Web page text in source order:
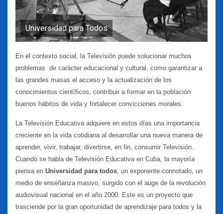
Universidad para Todos
En el contexto social, la Televisión puede solucionar muchos
problemas de carácter educacional y cultural, como garantizar a
las grandes masas el acceso y la actualización de los
conocimientos científicos, contribuir a formar en la población
buenos hábitos de vida y fortalecer convicciones morales.
La Televisión Educativa adquiere en estos días una importancia
creciente en la vida cotidiana al desarrollar una nueva manera de
aprender, vivir, trabajar, divertirse, en fin, consumir Televisión.
Cuando se habla de Televisión Educativa en Cuba, la mayoría
piensa en Universidad para todos , un exponente connotado, un
medio de enseñanza masivo, surgido con el auge de la revolución
audiovisual nacional en el año 2000. Este es un proyecto que
trasciende por la gran oportunidad de aprendizaje para todos y la